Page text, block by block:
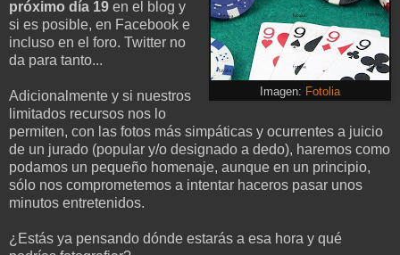
Imagen: Fotolia
próximo día 19 en el blog y
si es posible, en Facebook e
incluso en el foro. Twitter no
da para tanto...
Adicionalmente y si nuestros
limitados recursos nos lo
permiten, con las fotos más simpáticas y ocurrentes a juicio
de un jurado (popular y/o designado a dedo), haremos como
podamos un pequeño homenaje, aunque en un principio,
sólo nos comprometemos a intentar haceros pasar unos
minutos entretenidos.
¿Estás ya pensando dónde estarás a esa hora y qué